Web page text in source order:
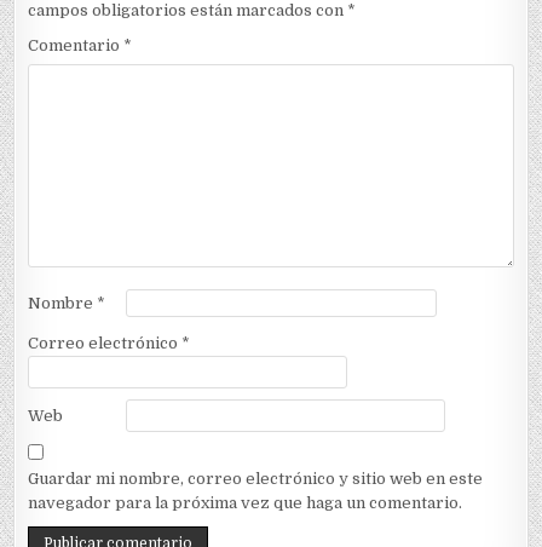
campos obligatorios están marcados con *
Comentario *
Nombre *
Correo electrónico *
Web
Guardar mi nombre, correo electrónico y sitio web en este
navegador para la próxima vez que haga un comentario.